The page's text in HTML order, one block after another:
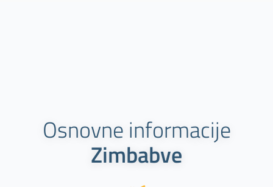
Osnovne informacije
Zimbabve